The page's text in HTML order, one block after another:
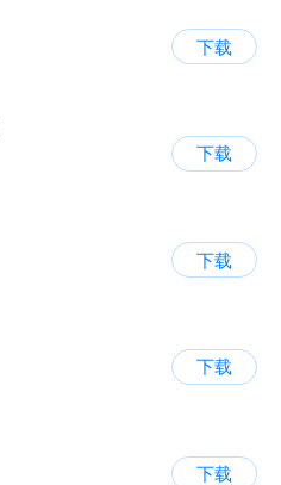
下载
下载
下载
下载
下载